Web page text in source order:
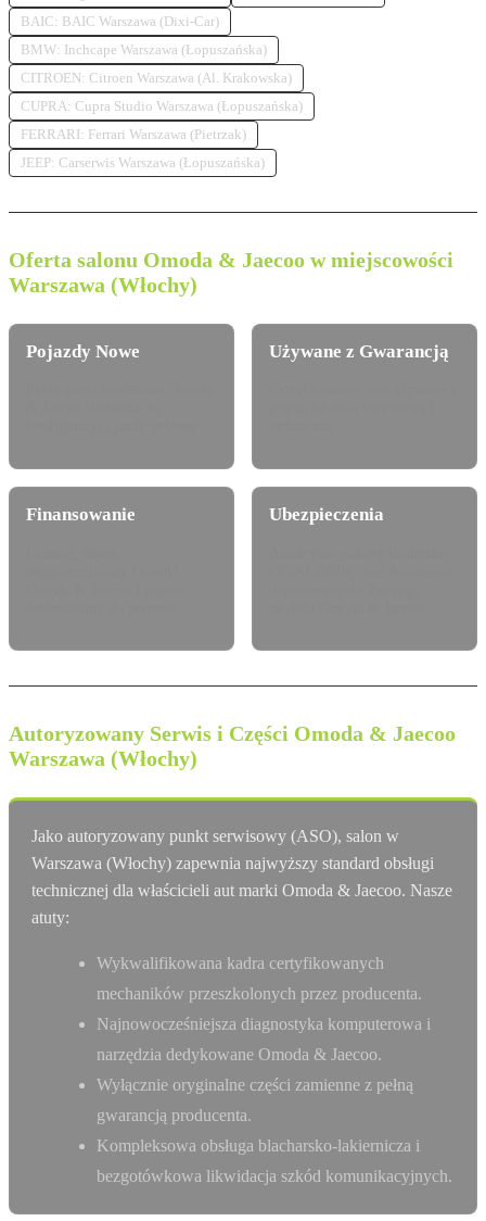
BAIC: BAIC Warszawa (Dixi-Car)
BMW: Inchcape Warszawa (Łopuszańska)
CITROEN: Citroen Warszawa (Al. Krakowska)
CUPRA: Cupra Studio Warszawa (Łopuszańska)
FERRARI: Ferrari Warszawa (Pietrzak)
JEEP: Carserwis Warszawa (Łopuszańska)
Oferta salonu Omoda & Jaecoo w miejscowości
Warszawa (Włochy)
Pojazdy Nowe Używane z Gwarancją
Finansowanie Ubezpieczenia
Autoryzowany Serwis i Części Omoda & Jaecoo
Warszawa (Włochy)
Jako autoryzowany punkt serwisowy (ASO), salon w
Warszawa (Włochy) zapewnia najwyższy standard obsługi
technicznej dla właścicieli aut marki Omoda & Jaecoo. Nasze
atuty:
Wykwalifikowana kadra certyfikowanych
mechaników przeszkolonych przez producenta.
Najnowocześniejsza diagnostyka komputerowa i
narzędzia dedykowane Omoda & Jaecoo.
Wyłącznie oryginalne części zamienne z pełną
gwarancją producenta.
Kompleksowa obsługa blacharsko-lakiernicza i
bezgotówkowa likwidacja szkód komunikacyjnych.